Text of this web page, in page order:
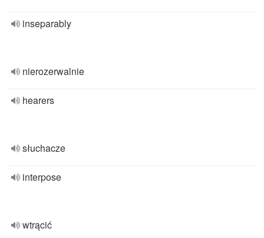
inseparably
nierozerwalnie
hearers
słuchacze
interpose
wtrącić